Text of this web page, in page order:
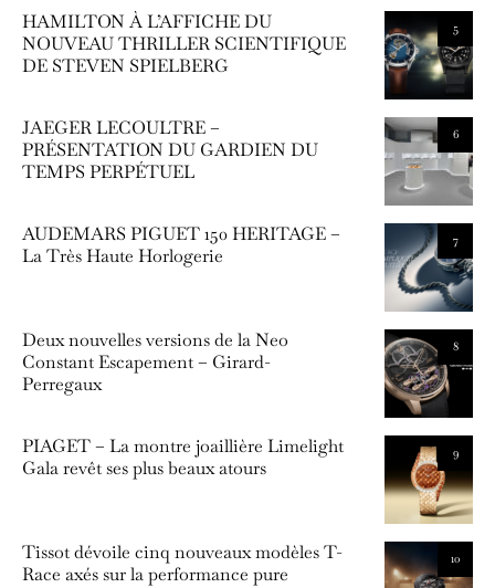
5
HAMILTON À L’AFFICHE DU
NOUVEAU THRILLER SCIENTIFIQUE
DE STEVEN SPIELBERG
6
JAEGER LECOULTRE –
PRÉSENTATION DU GARDIEN DU
TEMPS PERPÉTUEL
7
AUDEMARS PIGUET 150 HERITAGE –
La Très Haute Horlogerie
8
Deux nouvelles versions de la Neo
Constant Escapement – Girard-
Perregaux
9
PIAGET – La montre joaillière Limelight
Gala revêt ses plus beaux atours
10
Tissot dévoile cinq nouveaux modèles T-
Race axés sur la performance pure